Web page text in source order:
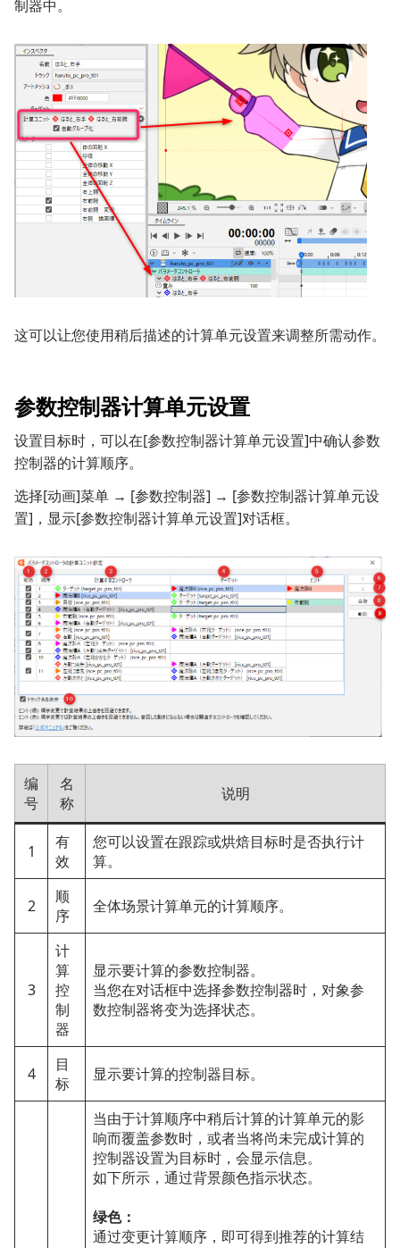
制器中。
这可以让您使用稍后描述的计算单元设置来调整所需动作。
参数控制器计算单元设置
设置目标时，可以在[参数控制器计算单元设置]中确认参数
控制器的计算顺序。
选择[动画]菜单 → [参数控制器] → [参数控制器计算单元设
置]，显示[参数控制器计算单元设置]对话框。
编
号
名
称
说明
1
有
效
您可以设置在跟踪或烘焙目标时是否执行计
算。
2
顺
序
全体场景计算单元的计算顺序。
3
计
算
控
制
器
显示要计算的参数控制器。
当您在对话框中选择参数控制器时，对象参
数控制器将变为选择状态。
4
目
标
显示要计算的控制器目标。
当由于计算顺序中稍后计算的计算单元的影
响而覆盖参数时，或者当将尚未完成计算的
控制器设置为目标时，会显示信息。
如下所示，通过背景颜色指示状态。
绿色：
通过变更计算顺序，即可得到推荐的计算结